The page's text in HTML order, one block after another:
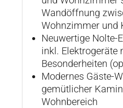
Wandöffnung
Wohnzimmer und
Neuwertige Nolte-
inkl. Elektrogeräte
Besonderheiten
Modernes Gäste-
gemütlicher
Wohnbereich